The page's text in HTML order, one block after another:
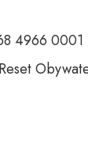
4966 0001